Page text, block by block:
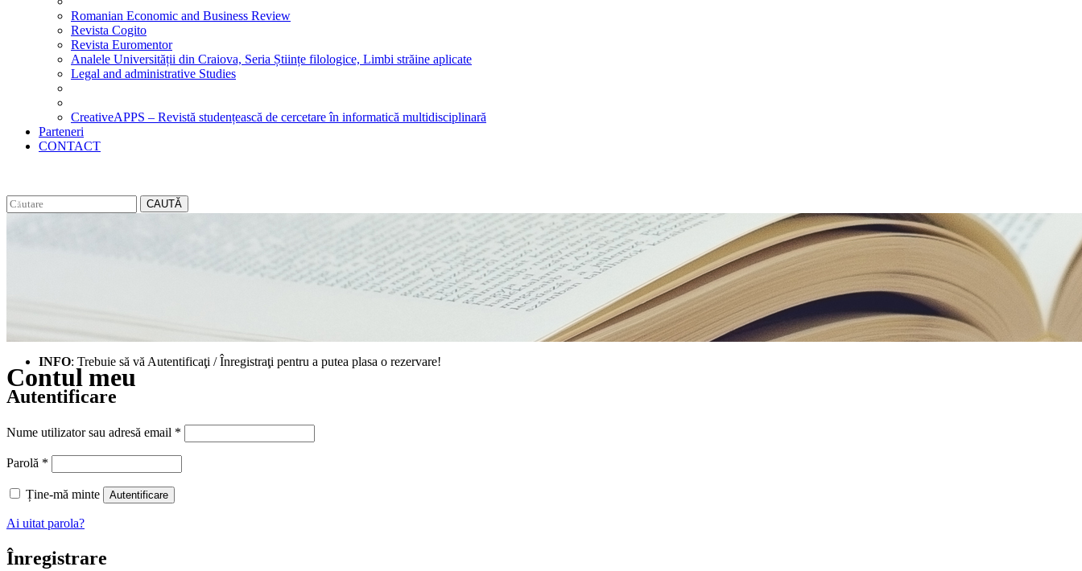
Romanian Economic and Business Review
Revista Cogito
Revista Euromentor
Analele Universității din Craiova, Seria Științe filologice, Limbi străine aplicate
Legal and administrative Studies
CreativeAPPS – Revistă studențească de cercetare în informatică multidisciplinară
Parteneri
CONTACT
CAUTĂ
Contul meu
INFO: Trebuie să vă Autentificaţi / Înregistraţi pentru a putea plasa o rezervare!
Autentificare
Nume utilizator sau adresă email *
Parolă *
Ține-mă minte Autentificare
Ai uitat parola?
Înregistrare